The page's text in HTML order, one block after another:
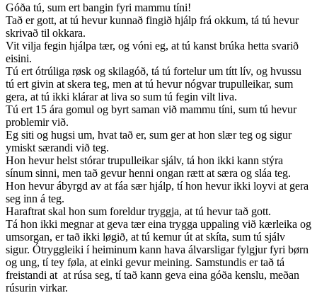
Góða tú, sum ert bangin fyri mammu tíni!
Tað er gott, at tú hevur kunnað fingið hjálp frá okkum, tá tú hevur
skrivað til okkara.
Vit vilja fegin hjálpa tær, og vóni eg, at tú kanst brúka hetta svarið
eisini.
Tú ert ótrúliga røsk og skilagóð, tá tú fortelur um títt lív, og hvussu
tú ert givin at skera teg, men at tú hevur nógvar trupulleikar, sum
gera, at tú ikki klárar at liva so sum tú fegin vilt liva.
Tú ert 15 ára gomul og byrt saman við mammu tíni, sum tú hevur
problemir við.
Eg siti og hugsi um, hvat tað er, sum ger at hon slær teg og sigur
ymiskt særandi við teg.
Hon hevur helst stórar trupulleikar sjálv, tá hon ikki kann stýra
sínum sinni, men tað gevur henni ongan rætt at særa og sláa teg.
Hon hevur ábyrgd av at fáa sær hjálp, tí hon hevur ikki loyvi at gera
seg inn á teg.
Haraftrat skal hon sum foreldur tryggja, at tú hevur tað gott.
Tá hon ikki megnar at geva tær eina trygga uppaling við kærleika og
umsorgan, er tað ikki løgið, at tú kemur út at skíta, sum tú sjálv
sigur. Ótryggleiki í heiminum kann hava álvarsligar fylgjur fyri børn
og ung, tí tey føla, at einki gevur meining. Samstundis er tað tá
freistandi at at rúsa seg, tí tað kann geva eina góða kenslu, meðan
rúsurin virkar.